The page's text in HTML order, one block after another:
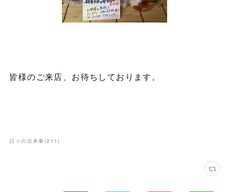
皆様のご来店、お待ちしております。
日々の出来事(211)